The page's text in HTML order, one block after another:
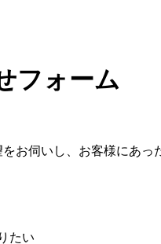
フォーム
お伺いし、お客様にあっ
たい